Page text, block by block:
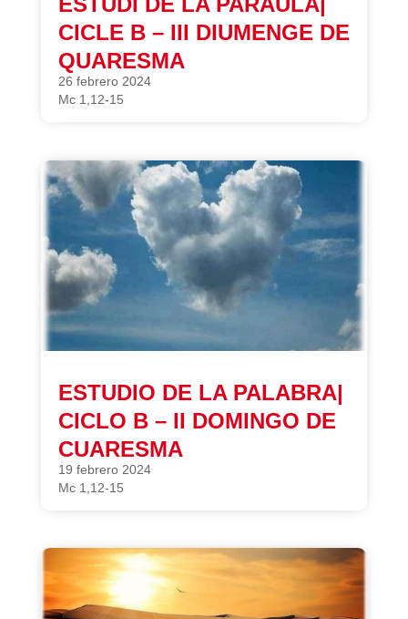
CICLE B – III DIUMENGE DE
QUARESMA
26 febrero 2024
Mc 1,12-15
ESTUDIO DE LA PALABRA|
CICLO B – II DOMINGO DE
CUARESMA
19 febrero 2024
Mc 1,12-15